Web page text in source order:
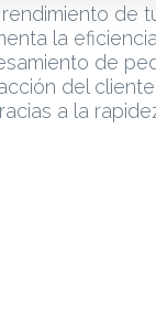
rendimiento de
la
de
del
a la